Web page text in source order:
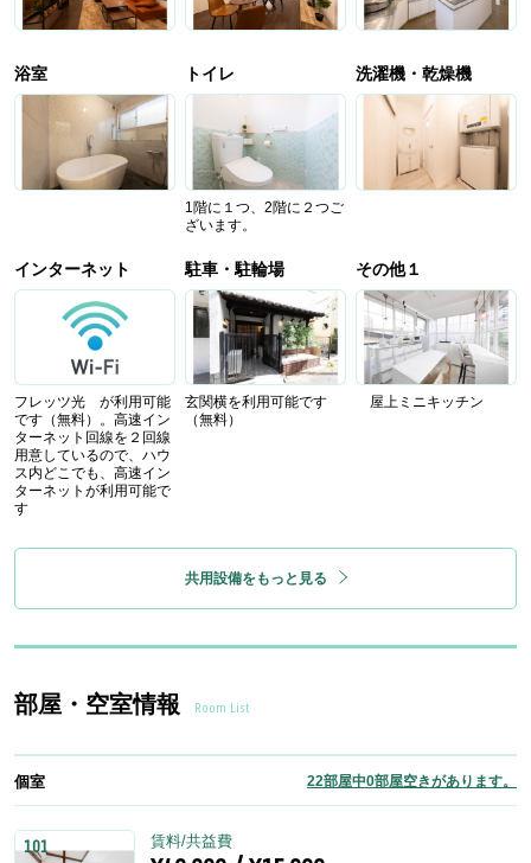
浴室 トイレ
1階に１つ、2階に２つご
ざいます。
洗濯機・乾燥機
インターネット
フレッツ光 が利用可能
です（無料）。高速イン
ターネット回線を２回線
用意しているので、ハウ
ス内どこでも、高速イン
ターネットが利用可能で
す
駐車・駐輪場
玄関横を利用可能です
（無料）
その他１
屋上ミニキッチン
共用設備をもっと見る
部屋・空室情報 Room List
個室 22部屋中0部屋空きがあります。
101 賃料/共益費